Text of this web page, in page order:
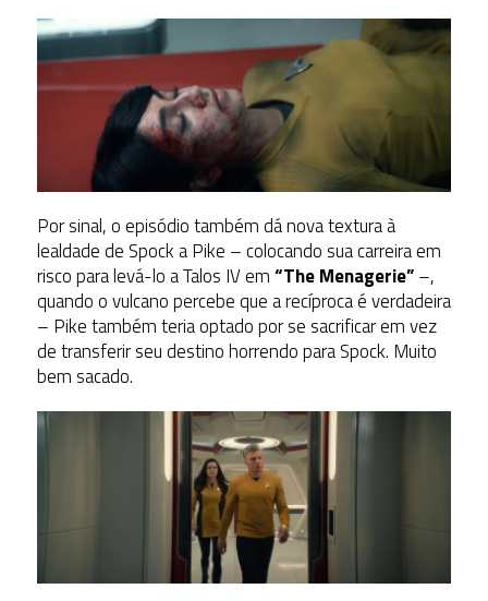
Por sinal, o episódio também dá nova textura à
lealdade de Spock a Pike – colocando sua carreira em
risco para levá-lo a Talos IV em“The Menagerie”–,
quando o vulcano percebe que a recíproca é verdadeira
– Pike também teria optado por se sacrificar em vez
de transferir seu destino horrendo para Spock. Muito
bem sacado.